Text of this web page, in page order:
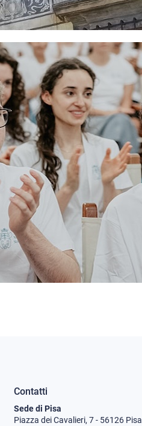
Contatti
Sede di Pisa
Piazza dei Cavalieri, 7 - 56126 Pisa